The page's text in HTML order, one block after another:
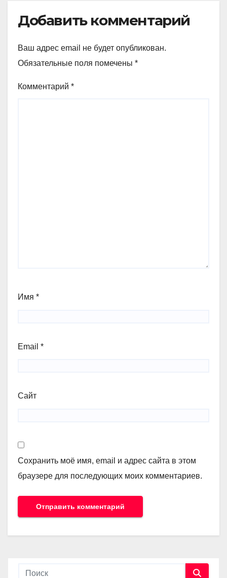
Добавить комментарий
Ваш адрес email не будет опубликован.
Обязательные поля помечены *
Комментарий *
Имя *
Email *
Сайт
Сохранить моё имя, email и адрес сайта в этом
браузере для последующих моих комментариев.